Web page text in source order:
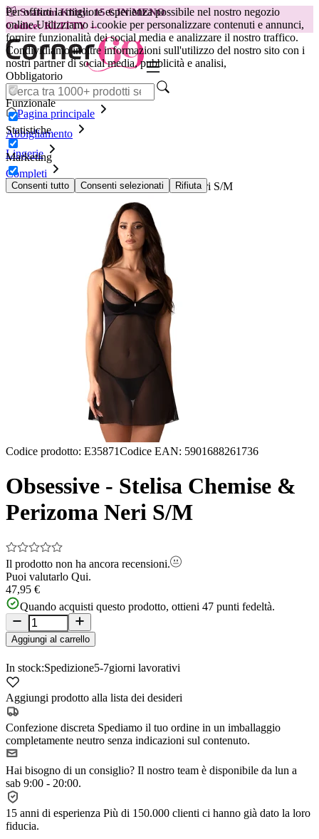
Per offrirti la migliore esperienza possibile nel nostro negozio
online.Utilizziamo i cookie per personalizzare contenuti e annunci,
fornire funzionalità dei social media e analizzare il nostro traffico.
Condividiamo inoltre informazioni sull'utilizzo del nostro sito con i
nostri partner di social media, pubblicità e analisi,
Obbligatorio
Funzionale
Statistiche
Marketing
Consenti tutto Consenti selezionati Rifiuta
😽Svakom Klitty: 15 € IN MENO
Codice: KLITTY →
Pagina principale
Abbigliamento
Lingerie
Completi
Obsessive - Stelisa Chemise & Perizoma Neri S/M
Codice prodotto: E35871Codice EAN: 5901688261736
Obsessive - Stelisa Chemise &
Perizoma Neri S/M
Il prodotto non ha ancora recensioni.
Puoi valutarlo Qui.
47,95 €
Quando acquisti questo prodotto, ottieni 47 punti fedeltà.
Aggiungi al carrello
In stock:Spedizione5-7giorni lavorativi
Aggiungi prodotto alla lista dei desideri
Confezione discreta Spediamo il tuo ordine in un imballaggio
completamente neutro senza indicazioni sul contenuto.
Hai bisogno di un consiglio? Il nostro team è disponibile da lun a
sab 9:00 - 20:00.
15 anni di esperienza Più di 150.000 clienti ci hanno già dato la loro
fiducia.